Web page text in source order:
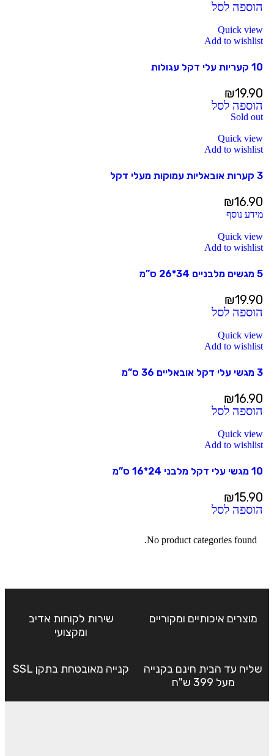
הוספה לסל
Quick view
Add to wishlist
10 קעריות עלי דקל עגולות
₪19.90
הוספה לסל
Sold out
Quick view
Add to wishlist
3 קערות אובאליות עמוקות מעלי דקל
₪16.90
מידע נוסף
Quick view
Add to wishlist
5 מגשים מלבניים 34*26 ס”מ
₪19.90
הוספה לסל
Quick view
Add to wishlist
3 מגשי עלי דקל אובאליים 36 ס”מ
₪16.90
הוספה לסל
Quick view
Add to wishlist
10 מגשי עלי דקל מלבני 24*16 ס”מ
₪15.90
הוספה לסל
No product categories found.
מוצרים איכותיים ומקוריים
שירות לקוחות אדיב
ומקצועי
שליח עד הבית חינם בקנייה
מעל 399 ש"ח
קנייה מאובטחת בתקן SSL